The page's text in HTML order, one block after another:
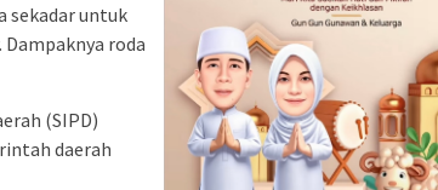
sekadar untuk
roda
(SIPD)
daerah